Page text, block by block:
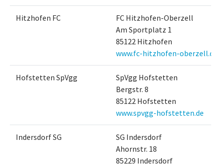
Hitzhofen FC
FC Hitzhofen-Oberzell
Am Sportplatz 1
85122 Hitzhofen
www.fc-hitzhofen-oberzell.de
Hofstetten SpVgg
SpVgg Hofstetten
Bergstr. 8
85122 Hofstetten
www.spvgg-hofstetten.de
Indersdorf SG
SG Indersdorf
Ahornstr. 18
85229 Indersdorf